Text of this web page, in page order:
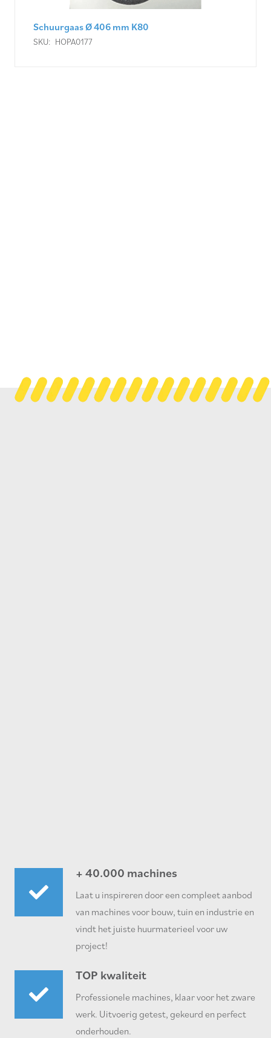
Woodboy schuurmachine
SKU: HOPA0172
+ 40.000 machines
Laat u inspireren door een compleet aanbod
van machines voor bouw, tuin en industrie en
vindt het juiste huurmaterieel voor uw
project!
TOP kwaliteit
Professionele machines, klaar voor het zware
werk. Uitvoerig getest, gekeurd en perfect
onderhouden.